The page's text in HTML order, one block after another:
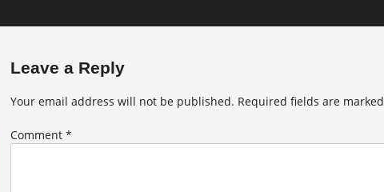
Leave a Reply
Your email address will not be published. Required fields are marked
Comment *